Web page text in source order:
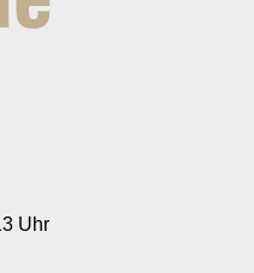
Uhr